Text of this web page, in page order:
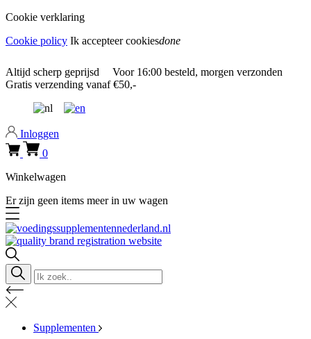
Cookie verklaring
Cookie policy Ik accepteer cookiesdone
Altijd scherp geprijsd Voor 16:00 besteld, morgen verzonden
Gratis verzending vanaf €50,-
Inloggen
0
Winkelwagen
Er zijn geen items meer in uw wagen
Supplementen